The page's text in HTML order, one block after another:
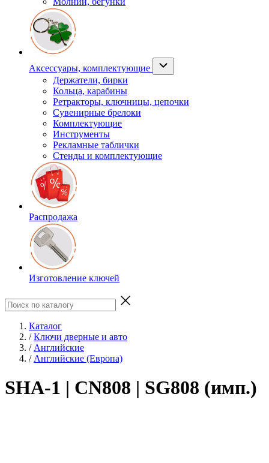
Аксессуары, комплектующие
Держатели, бирки
Кольца, карабины
Ретракторы, ключницы, цепочки
Сувенирные брелоки
Комплектующие
Инструменты
Рекламные таблички
Стенды и комплектующие
Распродажа
Изготовление ключей
Каталог
/ Ключи дверные и авто
/ Английские
/ Английские (Европа)
SHA-1 | CN808 | SG808 (имп.)